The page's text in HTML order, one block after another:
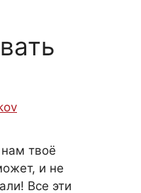
твоё
и не
Все эти